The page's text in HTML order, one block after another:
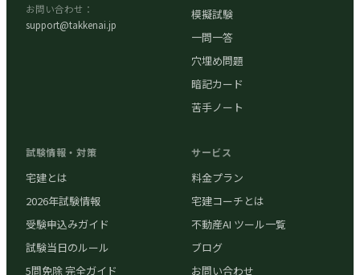
お問い合わせ：
support@takkenai.jp
模擬試験
一問一答
穴埋め問題
暗記カード
苦手ノート
試験情報・対策
宅建とは
2026年試験情報
受験申込みガイド
試験当日のルール
5問免除 完全ガイド
サービス
料金プラン
宅建コーチとは
不動産AI ツール一覧
ブログ
お問い合わせ